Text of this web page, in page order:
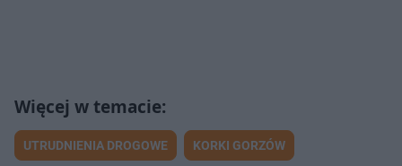
UTRUDNIENIA DROGOWE KORKI GORZÓW